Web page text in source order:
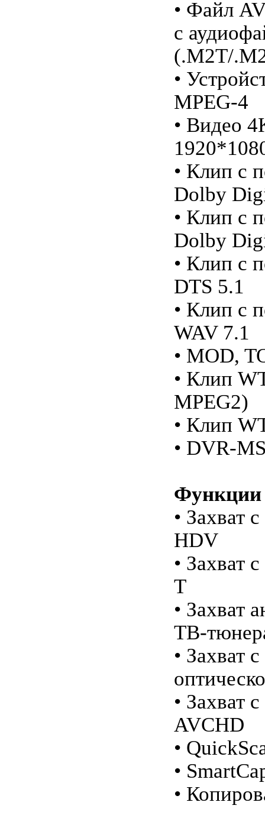
• Файл
с
(.M2T/
•
MPEG-4
• Видео
• Клип с
Dolby
• Клип с
Dolby
• Клип с
DTS 5.1
• Клип с
WAV 7.1
• MOD,
• Клип
MPEG2)
• Клип
• DVR-
Функции
• Захват
HDV
• Захват
T
• Захват
ТВ-
• Захват
• Захват
AVCHD
•
•
•